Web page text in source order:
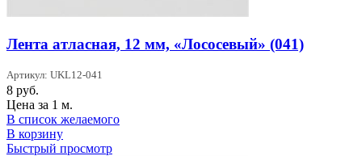
Лента атласная, 12 мм, «Лососевый» (041)
Артикул: UKL12-041
8 руб.
Цена за 1 м.
В список желаемого
В корзину
Быстрый просмотр